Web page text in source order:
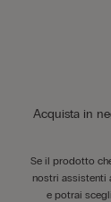
Acquista in
Se il prodotto
nostri assistenti
e potrai